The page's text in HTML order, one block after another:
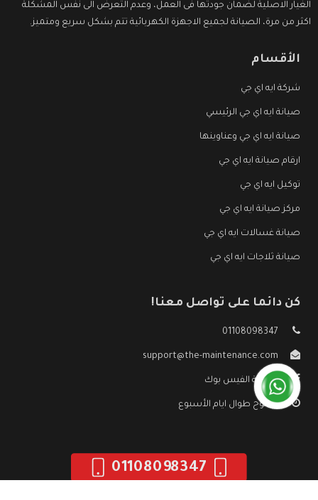
الغيار الاصلية لضمان جودتها فى العمل، وعدم التعرض الى نفس المشكلة
اكثر من مرة، الصيانة لجميع الاجهزة الكهربائية تتم بشكل سريع ومتميز.
الأقسام
شركة ايه اي جي
صيانة ايه اي جي الرئيسي
صيانة ايه اي جي وعناوينها
ارقام صيانة ايه اي جي
توكيل ايه اي جي
مركز صيانة ايه اي جي
صيانة غسالات ايه اي جي
صيانة ثلاجات ايه اي جي
كن دائما على تواصل معنا!
01108098347
support@the-maintenance.com
صفحة الفيس بوك
مفتوح طوال ايام الأسبوع
01108098347